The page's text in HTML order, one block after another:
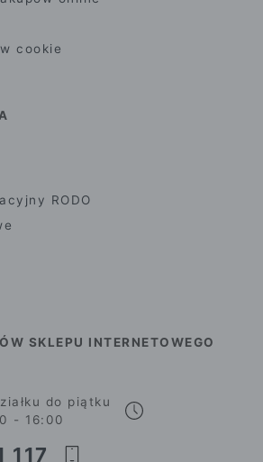
cookie
RODO
SKLEPU INTERNETOWEGO
do piątku
- 16:00
117